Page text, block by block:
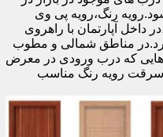
میشود.رویه رنگ،رویه پی وی
داخل آپارتمان با راهروی
کرد.در مناطق شمالی و مطوب
هایی که درب ورودی در معرض
سرقت رویه رنگ مناسب